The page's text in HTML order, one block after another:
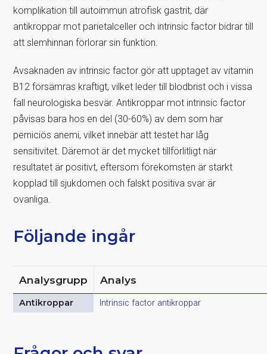
komplikation till autoimmun atrofisk gastrit, där
antikroppar mot parietalceller och intrinsic factor bidrar till
att slemhinnan förlorar sin funktion.
Avsaknaden av intrinsic factor gör att upptaget av vitamin
B12 försämras kraftigt, vilket leder till blodbrist och i vissa
fall neurologiska besvär. Antikroppar mot intrinsic factor
påvisas bara hos en del (30-60%) av dem som har
perniciös anemi, vilket innebär att testet har låg
sensitivitet. Däremot är det mycket tillförlitligt när
resultatet är positivt, eftersom förekomsten är starkt
kopplad till sjukdomen och falskt positiva svar är
ovanliga.
Följande ingår
Analysgrupp Analys
Antikroppar Intrinsic factor antikroppar